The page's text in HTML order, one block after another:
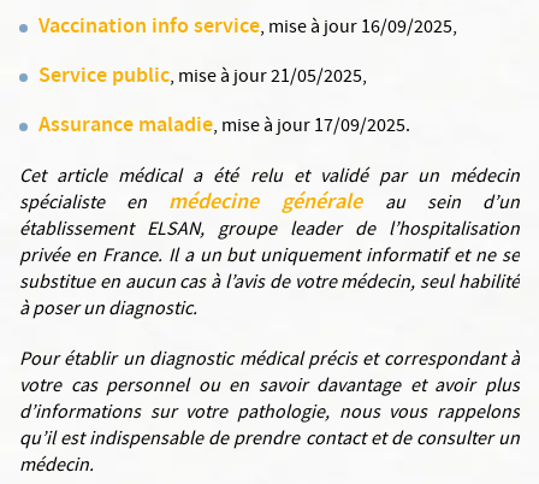
Vaccination info service, mise à jour 16/09/2025,
Service public, mise à jour 21/05/2025,
Assurance maladie, mise à jour 17/09/2025.
Cet article médical a été relu et validé par un médecin
spécialiste en
médecine générale
au sein d’un
établissement ELSAN, groupe leader de l’hospitalisation
privée en France. Il a un but uniquement informatif et ne se
substitue en aucun cas à l’avis de votre médecin, seul habilité
à poser un diagnostic.
Pour établir un diagnostic médical précis et correspondant à
votre cas personnel ou en savoir davantage et avoir plus
d’informations sur votre pathologie, nous vous rappelons
qu’il est indispensable de prendre contact et de consulter un
médecin.